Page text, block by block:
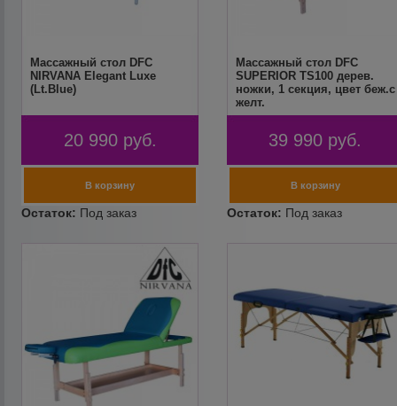
Массажный стол DFC
NIRVANA Elegant Luxe
(Lt.Blue)
20 990 руб.
Массажный стол DFC
SUPERIOR TS100 дерев.
ножки, 1 секция, цвет беж.с
желт.
39 990 руб.